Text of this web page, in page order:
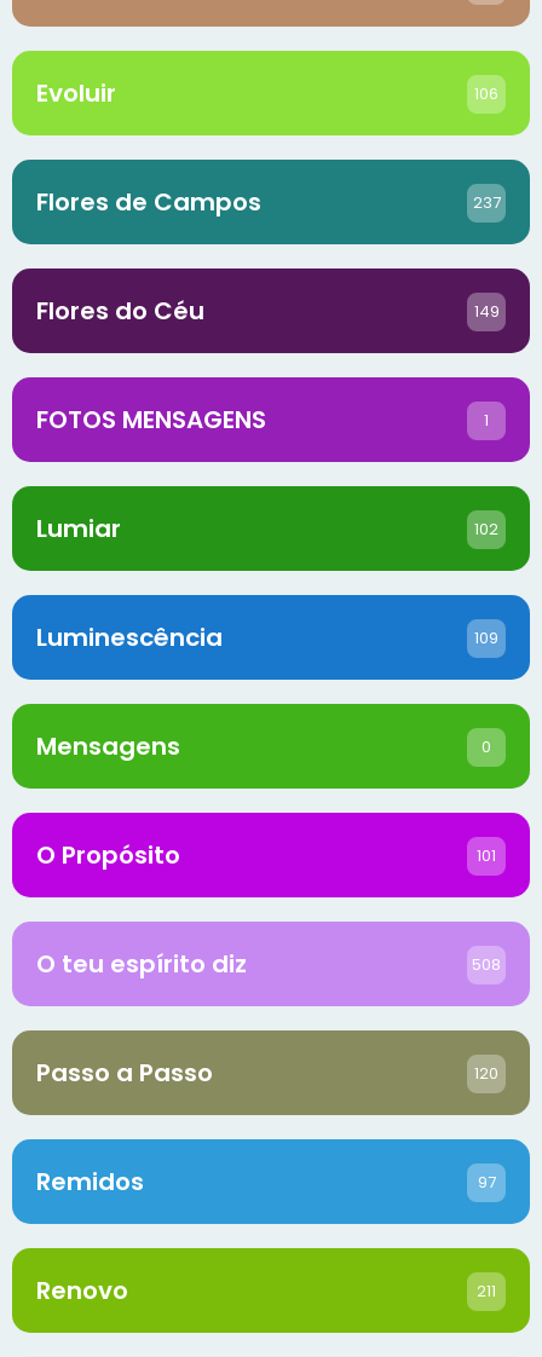
Evoluir 106
Flores de Campos 237
Flores do Céu 149
FOTOS MENSAGENS 1
Lumiar 102
Luminescência 109
Mensagens 0
O Propósito 101
O teu espírito diz 508
Passo a Passo 120
Remidos 97
Renovo 211